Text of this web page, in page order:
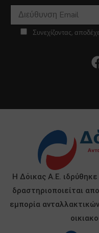
Συνεχίζοντας,
Η Δόικας Α.Ε.
δραστηριοποιείται
εμπορία